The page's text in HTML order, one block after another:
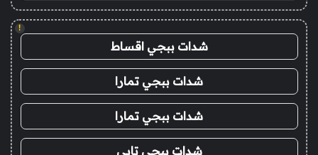
!
شدات ببجي اقساط
شدات ببجي تمارا
شدات ببجي تمارا
شدات ببجي تابي